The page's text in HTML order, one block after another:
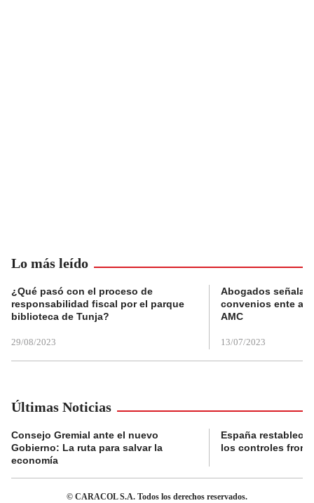
Lo más leído
¿Qué pasó con el proceso de
responsabilidad fiscal por el parque
biblioteca de Tunja?
29/08/2023
Abogados
convenios ente
AMC
13/07/2023
Últimas Noticias
Consejo Gremial ante el nuevo
Gobierno: La ruta para salvar la
economía
España restablece
los controles
© CARACOL S.A. Todos los derechos reservados.